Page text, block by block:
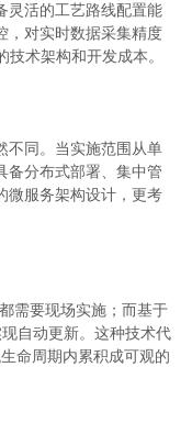
灵活的工艺路线配置能
，对实时数据采集精度
术架构和开发成本。
不同。当实施范围从单
备分布式部署、集中管
微服务架构设计，更考
需要现场实施；而基于
自动更新。这种技术代
命周期内累积成可观的